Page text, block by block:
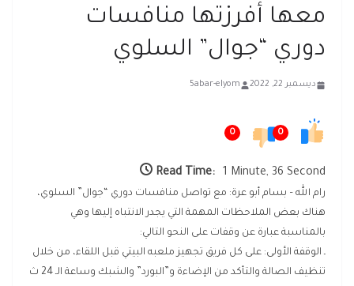
معها أفرزتها منافسات
دوري “جوال” السلوي
ديسمبر 22, 2022 5abar-elyom
0
0
Read Time: 1 Minute, 36 Second
رام الله – بسام أبو عرة: مع تواصل منافسات دوري “جوال” السلوي،
هناك بعض الملاحظات المهمة التي يجدر الانتباه إليها وهي
بالمناسبة عبارة عن وقفات على النحو التالي:
ـ الوقفة الأولى: على كل فريق تجهيز ملعبه البيتي قبل اللقاء، من خلال
تنظيف الصالة والتأكد من الإضاءة و”البورد” والشبك وساعة الـ 24 ث